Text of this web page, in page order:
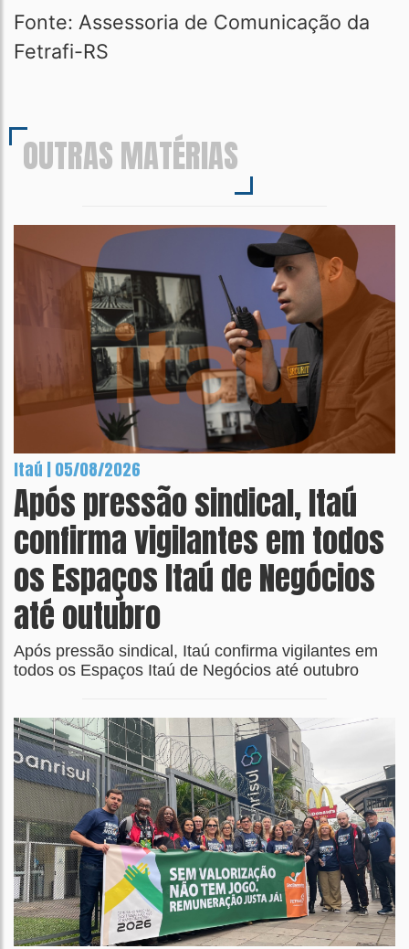
Fonte: Assessoria de Comunicação da
Fetrafi-RS
OUTRAS MATÉRIAS
Itaú | 05/08/2026
Após pressão sindical, Itaú
confirma vigilantes em todos
os Espaços Itaú de Negócios
até outubro
Após pressão sindical, Itaú confirma vigilantes em
todos os Espaços Itaú de Negócios até outubro